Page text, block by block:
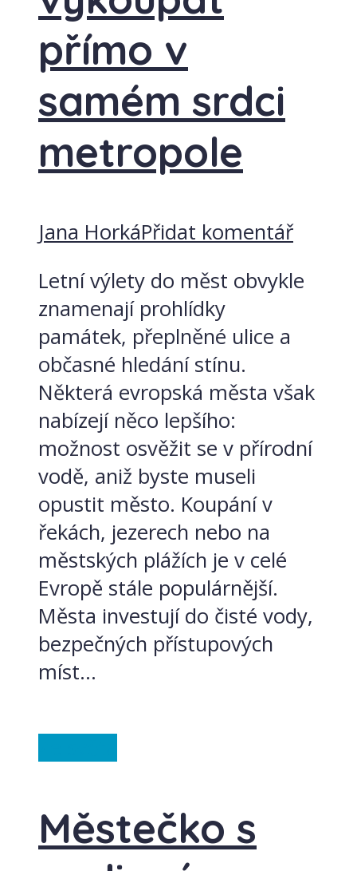
přímo v
samém srdci
metropole
Jana HorkáPřidat komentář
Letní výlety do měst obvykle
znamenají prohlídky
památek, přeplněné ulice a
občasné hledání stínu.
Některá evropská města však
nabízejí něco lepšího:
možnost osvěžit se v přírodní
vodě, aniž byste museli
opustit město. Koupání v
řekách, jezerech nebo na
městských plážích je v celé
Evropě stále populárnější.
Města investují do čisté vody,
bezpečných přístupových
míst...
Městečko s